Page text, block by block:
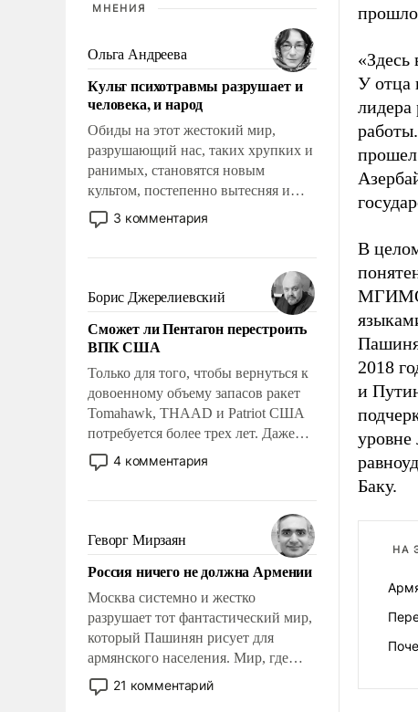
МНЕНИЯ
Ольга Андреева
Культ психотравмы разрушает и
человека, и народ
Обиды на этот жестокий мир,
разрушающий нас, таких хрупких и
ранимых, становятся новым
культом, постепенно вытесняя и
отменяя традиционное требование к
человеку – быть мужественным и
на себя ответственность, помогать
слабым, идти вперед и
адаптироваться.
3 комментария
Борис Джерелиевский
Сможет ли Пентагон перестроить
ВПК США
Только для того, чтобы вернуться к
довоенному объему запасов ракет
Tomahawk, THAAD и Patriot США
потребуется более трех лет. Даже
небольшая война с Ираном
опустошила американские
уязвимости США, например, перед
Китаем.
4 комментария
Геворг Мирзаян
Россия ничего не должна Армении
Москва системно и жестко
разрушает тот фантастический мир,
который Пашинян рисует для
армянского населения. Мир, где
политические прожекты будут
безусловно оплачиваться за счет
21 комментарий
У отца
прошел
В
МГИМО,
2018
и
уровне
Баку.
НА